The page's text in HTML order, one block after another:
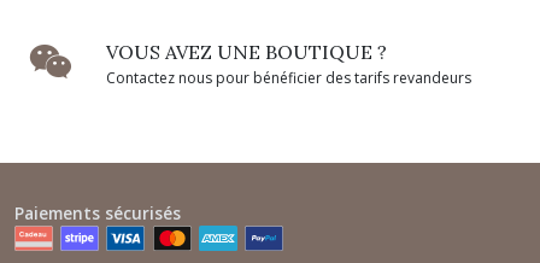
VOUS AVEZ UNE BOUTIQUE ?
Contactez nous pour bénéficier des tarifs revandeurs
Paiements sécurisés